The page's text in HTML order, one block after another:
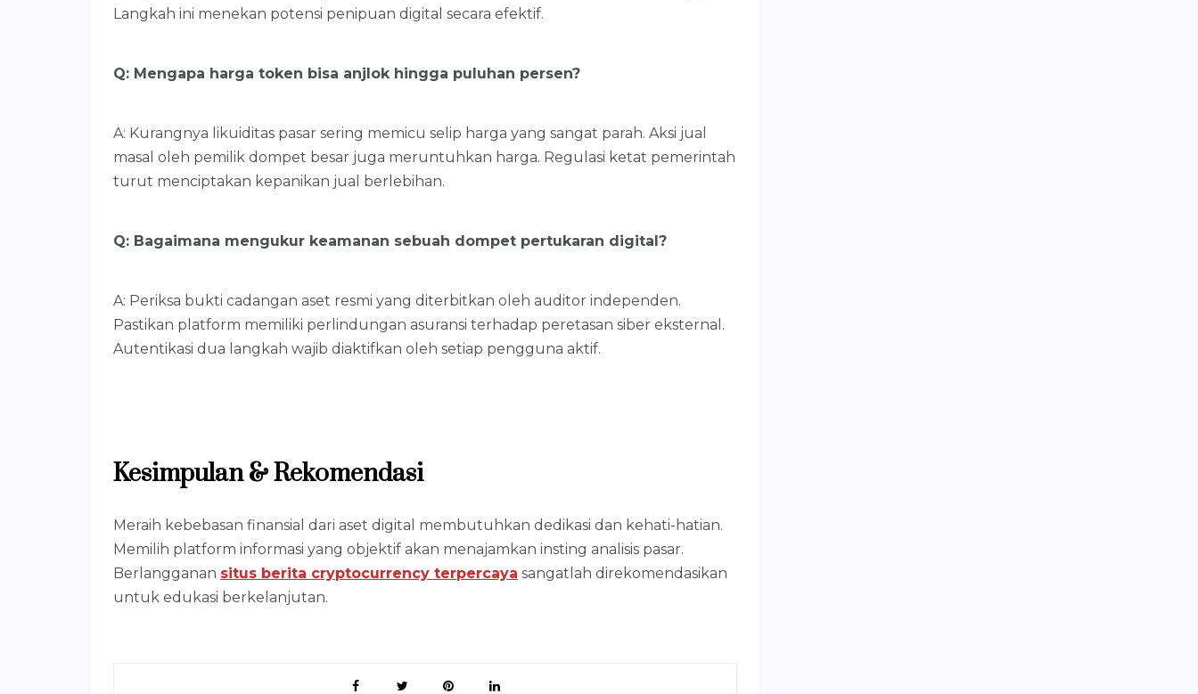
Langkah ini menekan potensi penipuan digital secara efektif.
Q: Mengapa harga token bisa anjlok hingga puluhan persen?
A: Kurangnya likuiditas pasar sering memicu selip harga yang sangat parah. Aksi jual
masal oleh pemilik dompet besar juga meruntuhkan harga. Regulasi ketat pemerintah
turut menciptakan kepanikan jual berlebihan.
Q: Bagaimana mengukur keamanan sebuah dompet pertukaran digital?
A: Periksa bukti cadangan aset resmi yang diterbitkan oleh auditor independen.
Pastikan platform memiliki perlindungan asuransi terhadap peretasan siber eksternal.
Autentikasi dua langkah wajib diaktifkan oleh setiap pengguna aktif.
Kesimpulan & Rekomendasi
Meraih kebebasan finansial dari aset digital membutuhkan dedikasi dan kehati-hatian.
Memilih platform informasi yang objektif akan menajamkan insting analisis pasar.
Berlangganan situs berita cryptocurrency terpercaya sangatlah direkomendasikan
untuk edukasi berkelanjutan.